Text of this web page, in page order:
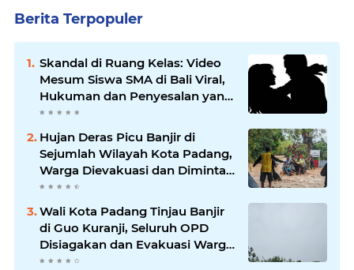
Berita Terpopuler
Skandal di Ruang Kelas: Video
Mesum Siswa SMA di Bali Viral,
Hukuman dan Penyesalan yang
Mengikuti
Hujan Deras Picu Banjir di
Sejumlah Wilayah Kota Padang,
Warga Dievakuasi dan Diminta
Waspada Banjir Susulan
Wali Kota Padang Tinjau Banjir
di Guo Kuranji, Seluruh OPD
Disiagakan dan Evakuasi Warga
Dipercepat